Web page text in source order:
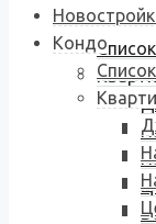
Кондо